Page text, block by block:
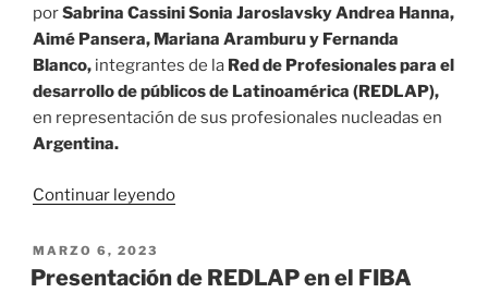
porSabrina Cassini Sonia Jaroslavsky Andrea Hanna,
Aimé Pansera, Mariana Aramburu y Fernanda
Blanco, integrantes de la Red de Profesionales para el
desarrollo de públicos de Latinoamérica (REDLAP),
en representación de sus profesionales nucleadas en
Argentina.
Continuar leyendo«Seminario
Comunidades
PUBLICADO
EL
MARZO 6, 2023
Presentación de REDLAP en el FIBA